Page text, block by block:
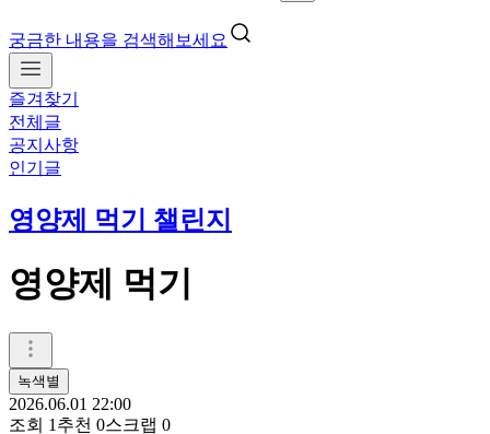
궁금한 내용을 검색해보세요
즐겨찾기
전체글
공지사항
인기글
영양제 먹기 챌린지
영양제 먹기
녹색별
2026.06.01 22:00
조회 1 추천 0스크랩 0